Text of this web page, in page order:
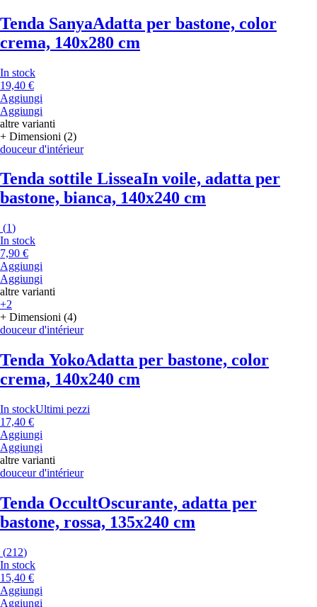
Tenda SanyaAdatta per bastone, color
crema, 140x280 cm
In stock
19,40 €
Aggiungi
Aggiungi
altre varianti
+ Dimensioni (2)
douceur d'intérieur
Tenda sottile LisseaIn voile, adatta per
bastone, bianca, 140x240 cm
(1)
In stock
7,90 €
Aggiungi
Aggiungi
altre varianti
+2
+ Dimensioni (4)
douceur d'intérieur
Tenda YokoAdatta per bastone, color
crema, 140x240 cm
In stockUltimi pezzi
17,40 €
Aggiungi
Aggiungi
altre varianti
douceur d'intérieur
Tenda OccultOscurante, adatta per
bastone, rossa, 135x240 cm
(212)
In stock
15,40 €
Aggiungi
Aggiungi